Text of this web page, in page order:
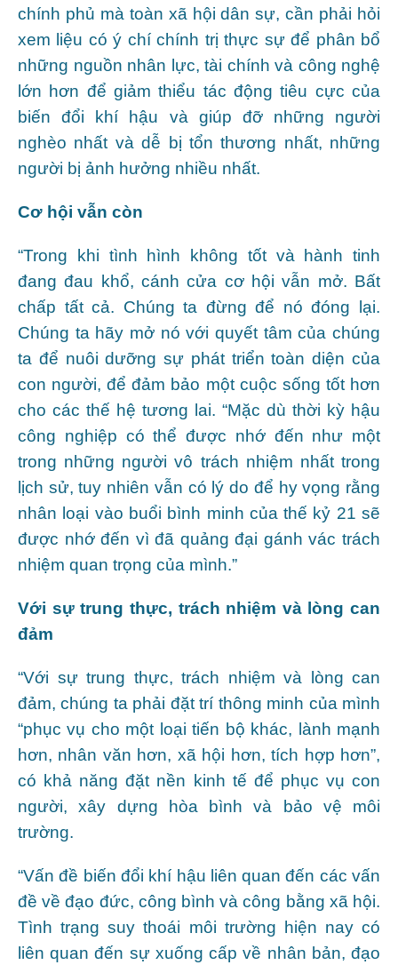
chính phủ mà toàn xã hội dân sự, cần phải hỏi
xem liệu có ý chí chính trị thực sự để phân bổ
những nguồn nhân lực, tài chính và công nghệ
lớn hơn để giảm thiểu tác động tiêu cực của
biến đổi khí hậu và giúp đỡ những người
nghèo nhất và dễ bị tổn thương nhất, những
người bị ảnh hưởng nhiều nhất.
Cơ hội vẫn còn
“Trong khi tình hình không tốt và hành tinh
đang đau khổ, cánh cửa cơ hội vẫn mở. Bất
chấp tất cả. Chúng ta đừng để nó đóng lại.
Chúng ta hãy mở nó với quyết tâm của chúng
ta để nuôi dưỡng sự phát triển toàn diện của
con người, để đảm bảo một cuộc sống tốt hơn
cho các thế hệ tương lai. “Mặc dù thời kỳ hậu
công nghiệp có thể được nhớ đến như một
trong những người vô trách nhiệm nhất trong
lịch sử, tuy nhiên vẫn có lý do để hy vọng rằng
nhân loại vào buổi bình minh của thế kỷ 21 sẽ
được nhớ đến vì đã quảng đại gánh vác trách
nhiệm quan trọng của mình.”
Với sự trung thực, trách nhiệm và lòng can
đảm
“Với sự trung thực, trách nhiệm và lòng can
đảm, chúng ta phải đặt trí thông minh của mình
“phục vụ cho một loại tiến bộ khác, lành mạnh
hơn, nhân văn hơn, xã hội hơn, tích hợp hơn”,
có khả năng đặt nền kinh tế để phục vụ con
người, xây dựng hòa bình và bảo vệ môi
trường.
“Vấn đề biến đổi khí hậu liên quan đến các vấn
đề về đạo đức, công bình và công bằng xã hội.
Tình trạng suy thoái môi trường hiện nay có
liên quan đến sự xuống cấp về nhân bản, đạo